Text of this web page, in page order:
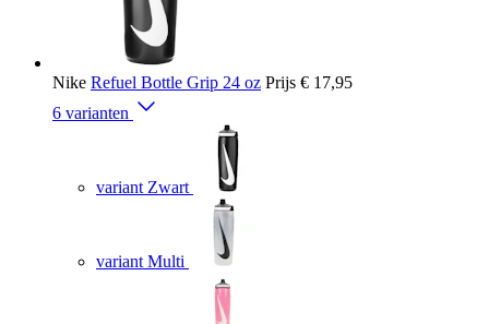
Nike Refuel Bottle Grip 24 oz Prijs € 17,95
6 varianten
variant Zwart
variant Multi